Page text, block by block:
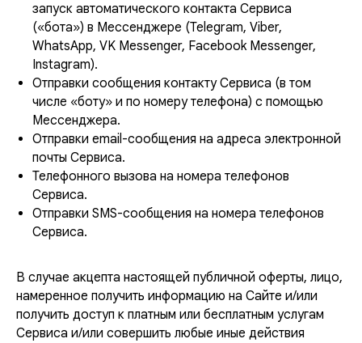
запуск автоматического контакта Сервиса
(«бота») в Мессенджере (Telegram, Viber,
WhatsApp, VK Messenger, Facebook Messenger,
Instagram).
Отправки сообщения контакту Сервиса (в том
числе «боту» и по номеру телефона) с помощью
Мессенджера.
Отправки email-сообщения на адреса электронной
почты Сервиса.
Телефонного вызова на номера телефонов
Сервиса.
Отправки SMS-сообщения на номера телефонов
Сервиса.
В случае акцепта настоящей публичной оферты, лицо,
намеренное получить информацию на Сайте и/или
получить доступ к платным или бесплатным услугам
Сервиса и/или совершить любые иные действия